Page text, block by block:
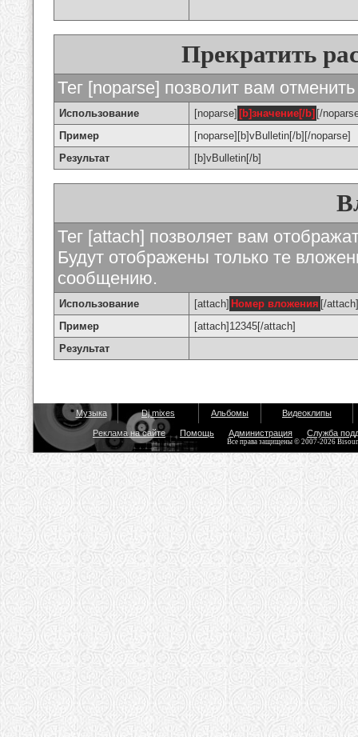
Прекратить
Тег [noparse] позволит вам
Использование [noparse] [b]значение[/b] [/
Пример
[noparse][b]vBulletin[/b][/noparse]
Результат
[b]vBulletin[/b]
Тег [attach] позволяет вам
Будут отображены только те
сообщению.
Использование [attach] Номер вложения [/attach]
Пример
[attach]12345[/attach]
Результат
Музыка Dj mixes Альбомы Видеоклипы
Реклама на сайте Помощь Администрация Служба
Все права защищены © 2007-2026